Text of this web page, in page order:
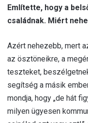
Említette, hogy a
családnak. Miért
Azért nehezebb, mert
az ösztöneikre, a
teszteket,
segítség a másik
mondja, hogy „de hát
milyen ügyesen